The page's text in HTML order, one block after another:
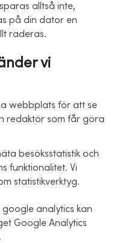
alltså inte,
på din dator en
raderas.
vi
webbplats för att se
redaktör som får göra
besöksstatistik och
funktionalitet. Vi
statistikverktyg.
google analytics kan
Google Analytics